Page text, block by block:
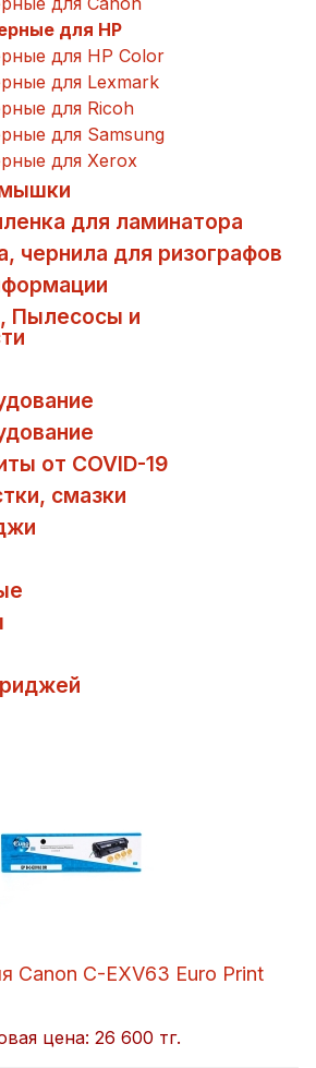
для HP
для HP Color
для Lexmark
для Ricoh
для Samsung
для Xerox
для ламинатора
чернила для ризографов
Пылесосы и
от COVID-19
смазки
Canon C-EXV63 Euro Print
цена: 26 600 тг.